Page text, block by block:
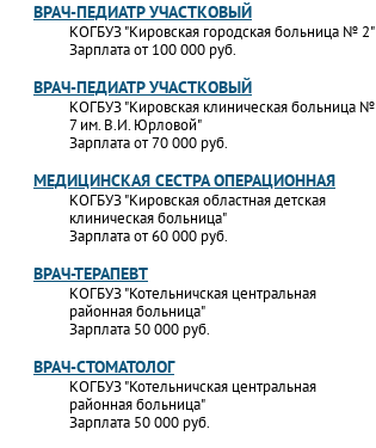
ВРАЧ-ПЕДИАТР УЧАСТКОВЫЙ
КОГБУЗ "Кировская городская больница № 2"
Зарплата от 100 000 руб.
ВРАЧ-ПЕДИАТР УЧАСТКОВЫЙ
КОГБУЗ "Кировская клиническая больница №
7 им. В.И. Юрловой"
Зарплата от 70 000 руб.
МЕДИЦИНСКАЯ СЕСТРА ОПЕРАЦИОННАЯ
КОГБУЗ "Кировская областная детская
клиническая больница"
Зарплата от 60 000 руб.
ВРАЧ-ТЕРАПЕВТ
КОГБУЗ "Котельничская центральная
районная больница"
Зарплата 50 000 руб.
ВРАЧ-СТОМАТОЛОГ
КОГБУЗ "Котельничская центральная
районная больница"
Зарплата 50 000 руб.